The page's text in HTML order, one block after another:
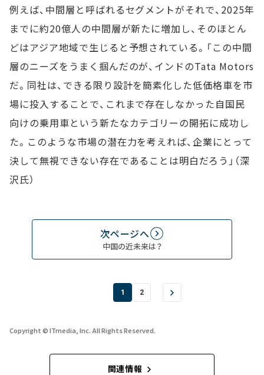
例えば、中間層と呼ばれるセグメントがそれで、2025年
までに約20億人の中間層が新たに増加し、そのほとん
どはアジア地域で生じると予想されている。「この中間
層のニーズをうまく掴んだのが、インドのTata Motors
だ。同社は、できる限り設計を簡素化した低価格車を市
場に投入することで、これまで存在しなかった自国民
向けの乗用車という新たなカテゴリーの開拓に成功し
た。このような市場の潜在力を考えれば、企業にとって
決して無視できない存在であることは明白だろう」（深
沢氏）
次ページへ
中国の近未来は？
1 2
Copyright © ITmedia, Inc. All Rights Reserved.
関連情報